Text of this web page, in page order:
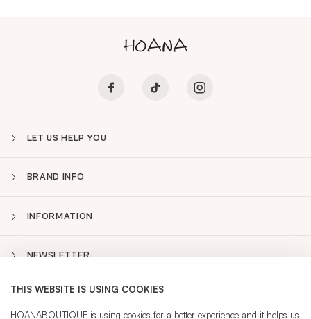
Sidebar
LET US HELP YOU
BRAND INFO
INFORMATION
NEWSLETTER
THIS WEBSITE IS USING COOKIES
HOANABOUTIQUE is using cookies for a better experience and it helps us